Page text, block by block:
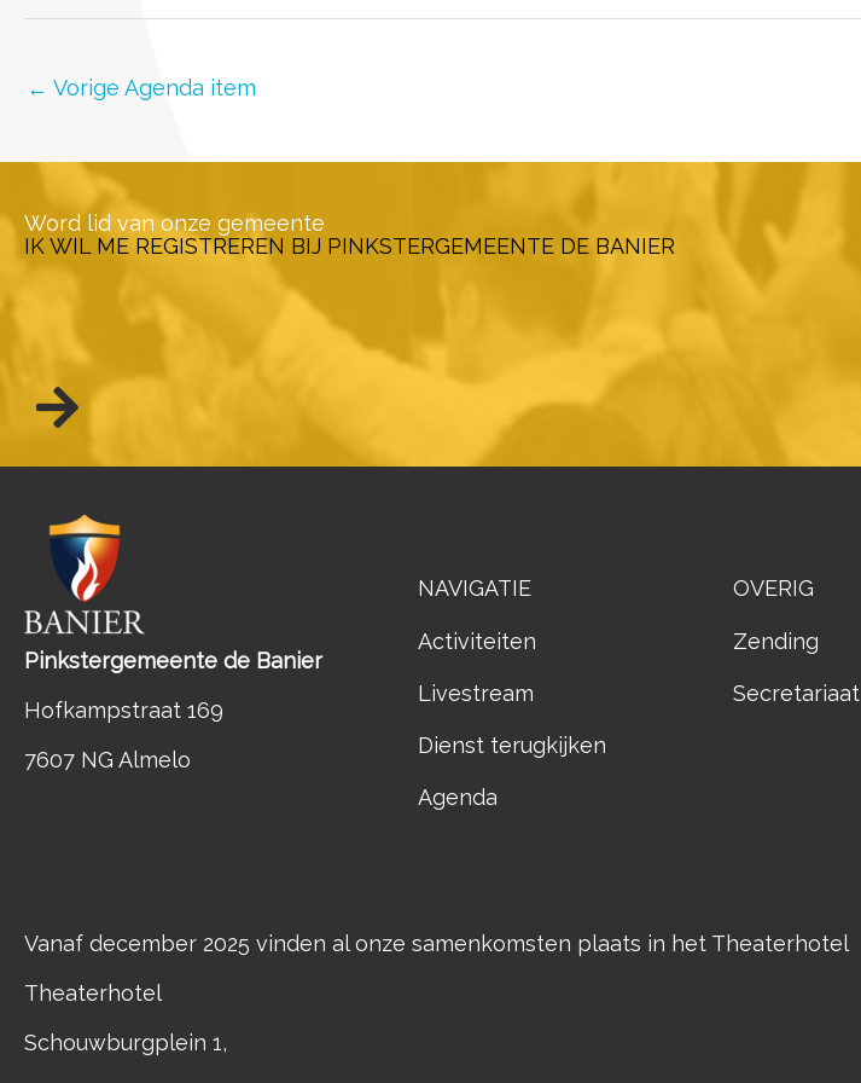
← Vorige Agenda item
Word lid van onze gemeente
IK WIL ME REGISTREREN BIJ PINKSTERGEMEENTE DE BANIER
Pinkstergemeente de Banier
Hofkampstraat 169
7607 NG Almelo
NAVIGATIE
Activiteiten
Livestream
Dienst terugkijken
Agenda
OVERIG
Zending
Secretariaat
Vanaf december 2025 vinden al onze samenkomsten plaats in het Theaterhotel
Theaterhotel
Schouwburgplein 1,